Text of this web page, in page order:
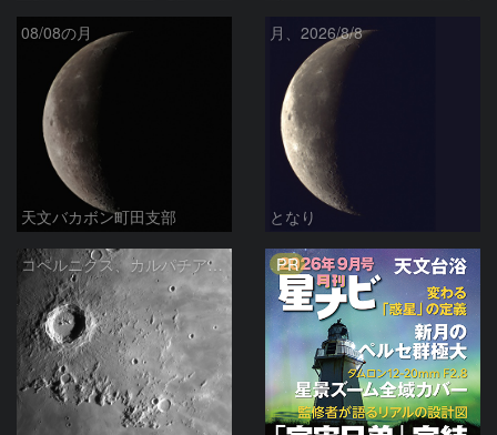
08/08の月
天文バカボン町田支部
月、2026/8/8
となり
コペルニクス、カルパチア山脈付近 PR